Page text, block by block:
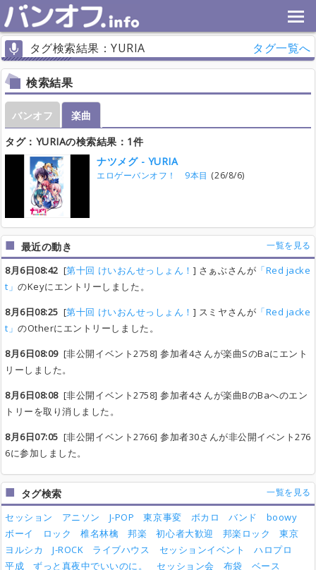
タグ検索結果：YURIA タグ一覧へ
検索結果
バンオフ
楽曲
タグ：YURIAの検索結果：1件
ナツメグ - YURIA
エロゲーバンオフ！ 9本目 (26/8/6)
最近の動き 一覧を見る
8月6日08:42 [第十回 けいおんせっしょん！ ] さぁぶさんが 「Red jacke
t」のKeyにエントリーしました。
8月6日08:25 [第十回 けいおんせっしょん！ ] スミヤさんが 「Red jacke
t」のOtherにエントリーしました。
8月6日08:09[非公開イベント2758] 参加者4さんが楽曲SのBaにエント
リーしました。
8月6日08:08[非公開イベント2758] 参加者4さんが楽曲BのBaへのエン
トリーを取り消しました。
8月6日07:05 [非公開イベント2766] 参加者30さんが非公開イベント276
6に参加しました。
タグ検索 一覧を見る
セッション アニソン J-POP 東京事変 ボカロ バンド
boowy
ボーイ
ロック 椎名林檎 邦楽 初心者大歓迎 邦楽ロック
東京
ヨルシカ
J-ROCK ライブハウス セッションイベント
ハロプロ
平成
ずっと真夜中でいいのに。 セッション会 布袋
ベース